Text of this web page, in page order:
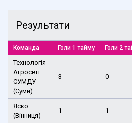
Результати
Команда Голи 1 тайму Голи 2
Технологія-
Агросвіт
СУМДУ
(Суми)
3 0
Яско
(Вінниця)
1 1